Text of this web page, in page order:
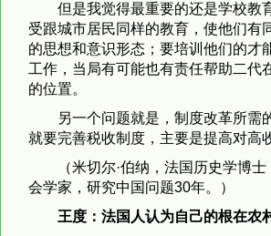
但是我觉得最重要的还是学校教
受跟城市居民同样的教育，使他们有
的思想和意识形态；要培训他们的才
工作，当局有可能也有责任帮助二代
的位置。
另一个问题就是，制度改革所需
就要完善税收制度，主要是提高对高
（米切尔·伯纳，法国历史学博
会学家，研究中国问题30年。）
王度：法国人认为自己的根在农